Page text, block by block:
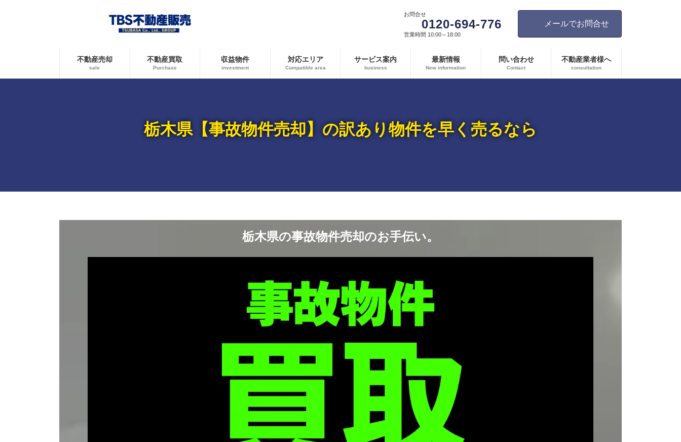
キ
に
お問合せ
0120-694-776
営業時間 10:00～18:00
メールでお問合せ
不動産売却
sale
不動産買取
Purchase
収益物件
investment
対応エリア
Compatible area
サービス案内
business
最新情報
New information
問い合わせ
Contact
不動産業者様へ
consultation
栃木県【事故物件売却】の訳あり物件を早く売るなら
栃木県の事故物件売却のお手伝い。